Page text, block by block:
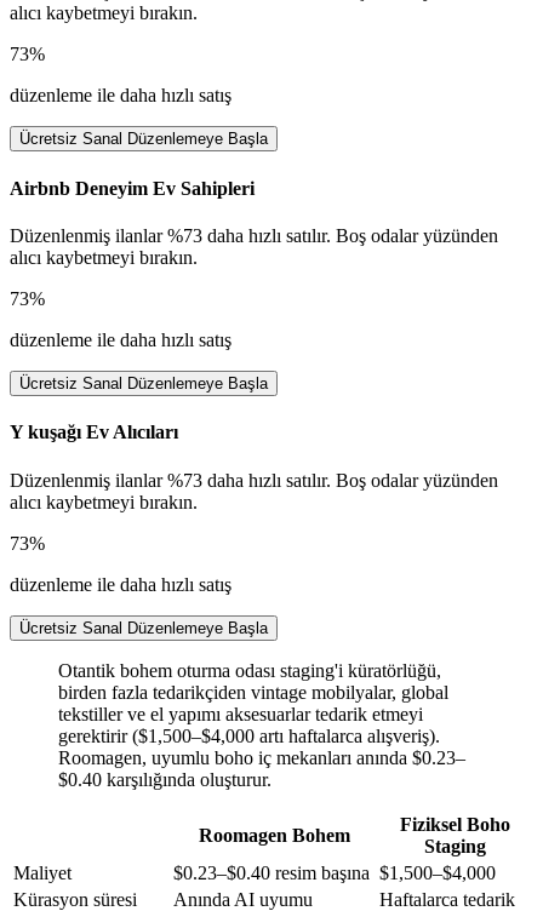
alıcı kaybetmeyi bırakın.
73%
düzenleme ile daha hızlı satış
Ücretsiz Sanal Düzenlemeye Başla
Airbnb Deneyim Ev Sahipleri
Düzenlenmiş ilanlar %73 daha hızlı satılır. Boş odalar yüzünden
alıcı kaybetmeyi bırakın.
73%
düzenleme ile daha hızlı satış
Ücretsiz Sanal Düzenlemeye Başla
Y kuşağı Ev Alıcıları
Düzenlenmiş ilanlar %73 daha hızlı satılır. Boş odalar yüzünden
alıcı kaybetmeyi bırakın.
73%
düzenleme ile daha hızlı satış
Ücretsiz Sanal Düzenlemeye Başla
Otantik bohem oturma odası staging'i küratörlüğü,
birden fazla tedarikçiden vintage mobilyalar, global
tekstiller ve el yapımı aksesuarlar tedarik etmeyi
gerektirir ($1,500–$4,000 artı haftalarca alışveriş).
Roomagen, uyumlu boho iç mekanları anında $0.23–
$0.40 karşılığında oluşturur.
Roomagen Bohem
Fiziksel Boho
Staging
Maliyet
$0.23–$0.40 resim başına $1,500–$4,000
Kürasyon süresi
Anında AI uyumu
Haftalarca tedarik